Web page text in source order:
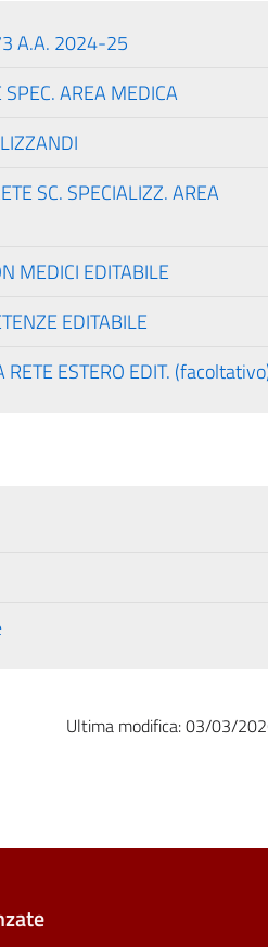
A.A. 2024-25
AREA MEDICA
SC. SPECIALIZZ. AREA
MEDICI EDITABILE
EDITABILE
RETE ESTERO EDIT.
Ultima modifica:03/03/